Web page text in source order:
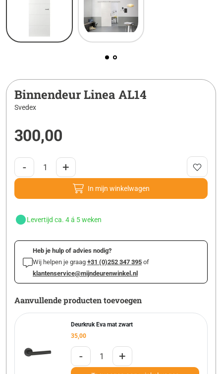
Binnendeur Linea AL14
Svedex
300,00
- +
In mijn winkelwagen
Levertijd ca. 4 á 5 weken
Heb je hulp of advies nodig?
Wij helpen je graag +31 (0)252 347 395 of
klantenservice@mijndeurenwinkel.nl
Aanvullende producten toevoegen
Deurkruk Eva mat zwart
35,00
- +